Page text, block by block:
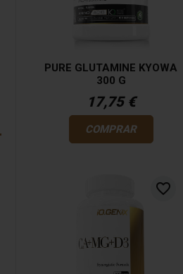
PURE GLUTAMINE KYOWA
300 G
17,75 €
COMPRAR
favorite_border